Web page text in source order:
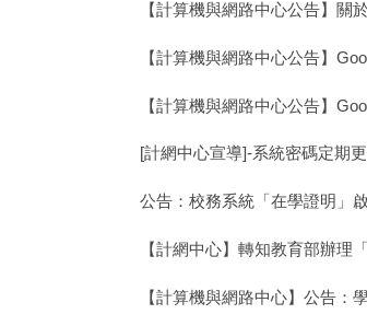
【計算機與網路中心公告】關
【計算機與網路中心公告】
【計算機與網路中心公告】
[計網中心宣導]-系統密碼定期
公告：校務系統「在學證明」
【計網中心】轉知教育部辦理
【計算機與網路中心】公告：